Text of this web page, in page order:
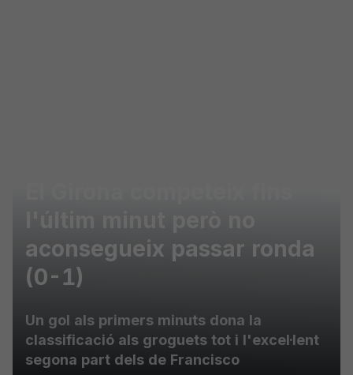
aconsegueix passar ronda
(0-1)
Un gol als primers minuts dona la
classificació als groguets tot i l'excel·lent
segona part dels de Francisco